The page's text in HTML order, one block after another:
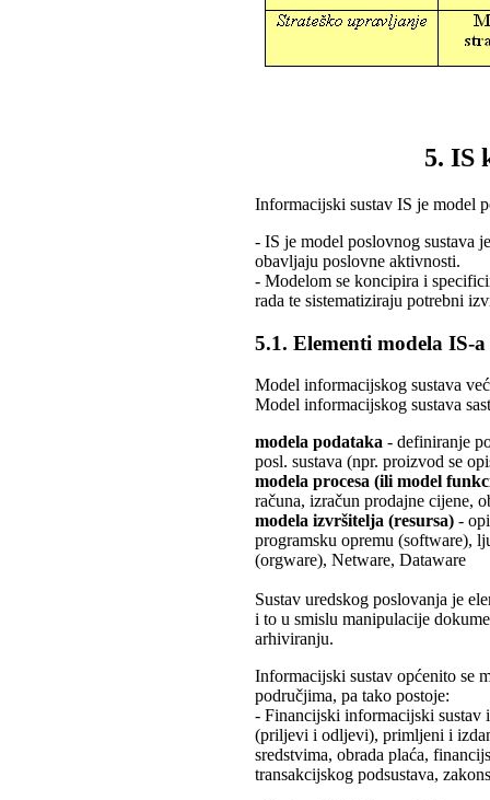
5. IS
Informacijski sustav IS je model
- IS je model poslovnog sustava
obavljaju poslovne aktivnosti.
- Modelom se koncipira i
rada te sistematiziraju potrebni
5.1. Elementi modela IS-a
Model informacijskog sustava
Model informacijskog sustava
modela podataka - definiranje
posl. sustava (npr. proizvod se
modela procesa (ili model
računa, izračun prodajne cijene,
modela izvršitelja (resursa) -
programsku opremu (software),
(orgware), Netware, Dataware
Sustav uredskog poslovanja je
i to u smislu manipulacije
arhiviranju.
Informacijski sustav općenito se
područjima, pa tako postoje:
- Financijski informacijski sustav
(priljevi i odljevi), primljeni i
sredstvima, obrada plaća,
transakcijskog podsustava,